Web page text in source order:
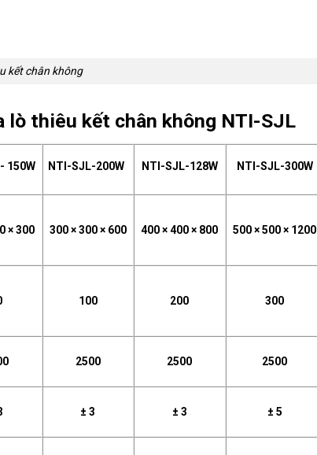
kết chân không
lò thiêu kết chân không NTI-SJL
150W NTI-SJL-200W NTI-SJL-128W NTI-SJL-300W
× 300 300 × 300 × 600 400 × 400 × 800 500 × 500 × 1200
100 200 300
2500 2500 2500
± 3 ± 3 ± 5